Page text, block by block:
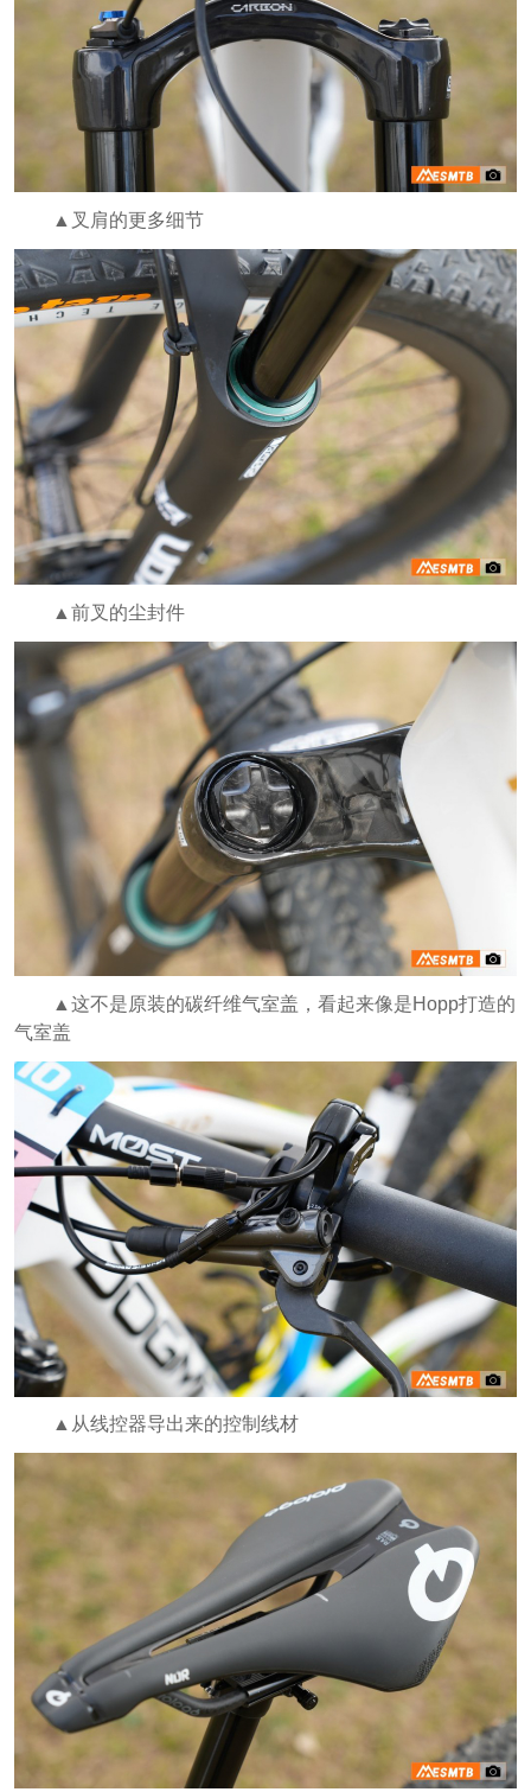
▲叉肩的更多细节
▲前叉的尘封件
▲这不是原装的碳纤维气室盖，看起来像是Hopp打造的
气室盖
▲从线控器导出来的控制线材